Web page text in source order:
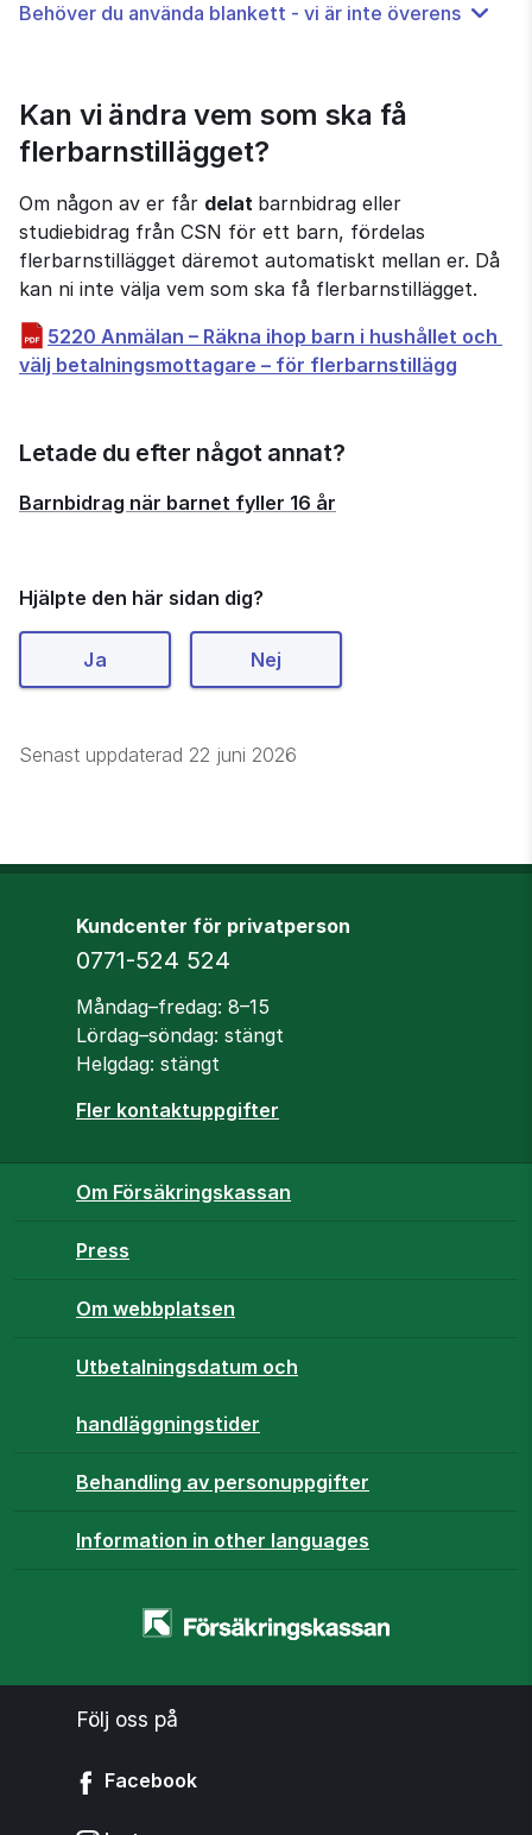
Behöver du använda blankett - vi är inte överens
Kan vi ändra vem som ska få
flerbarnstillägget?
Om någon av er får delat barnbidrag eller
studiebidrag från CSN för ett barn, fördelas
flerbarnstillägget däremot automatiskt mellan er. Då
kan ni inte välja vem som ska få flerbarnstillägget.
5220 Anmälan – Räkna ihop barn i hushållet och
välj betalningsmottagare – för flerbarnstillägg
Letade du efter något annat?
Barnbidrag när barnet fyller 16 år
Hjälpte den här sidan dig?
Ja Nej
Senast uppdaterad 22 juni 2026
Kundcenter för privatperson
Telefon
0771-524 524
Öppettider
Måndag–fredag: 8–15
Lördag–söndag: stängt
Helgdag: stängt
Fler kontaktuppgifter
Om Försäkringskassan
Press
Om webbplatsen
Utbetalningsdatum och
handläggningstider
Behandling av personuppgifter
Information in other languages
Startsidan
Följ oss på
Facebook